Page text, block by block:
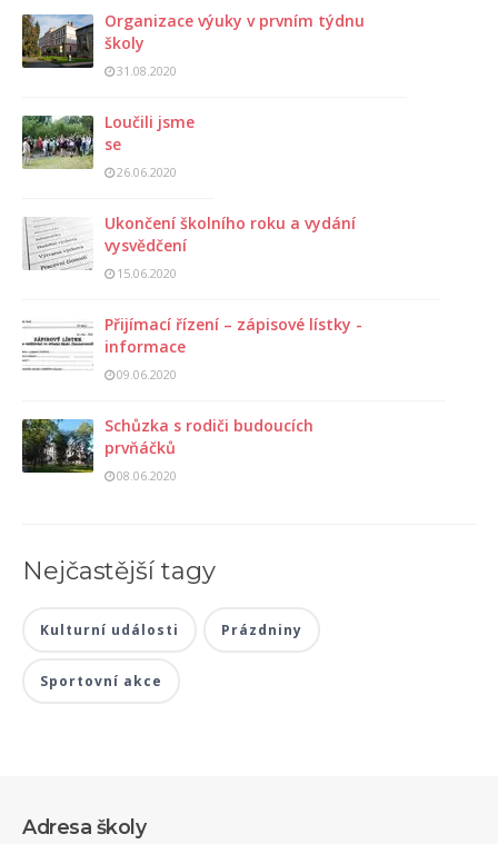
Organizace výuky v prvním týdnu
školy
31.08.2020
Loučili jsme
se
26.06.2020
Ukončení školního roku a vydání
vysvědčení
15.06.2020
Přijímací řízení – zápisové lístky -
informace
09.06.2020
Schůzka s rodiči budoucích
prvňáčků
08.06.2020
Nejčastější tagy
Kulturní události Prázdniny
Sportovní akce
Adresa školy